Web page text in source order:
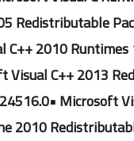
Redistributable
2010
C++ 2013
Microsoft
2010